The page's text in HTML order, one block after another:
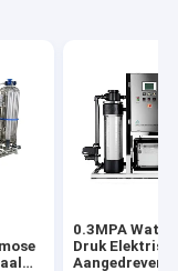
0.3MPA
Druk
Aangedreven